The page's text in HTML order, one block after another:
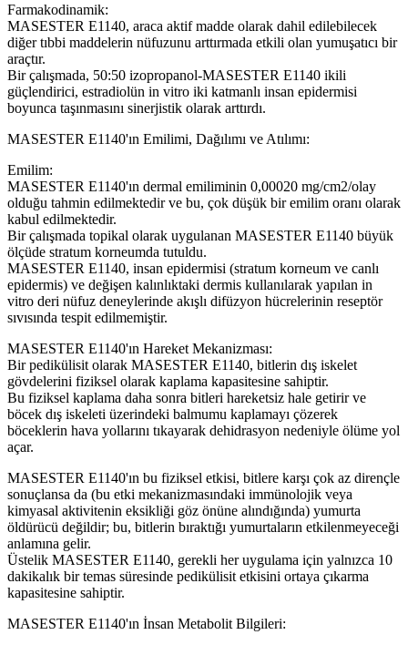
Farmakodinamik:
MASESTER E1140, araca aktif madde olarak dahil edilebilecek
diğer tıbbi maddelerin nüfuzunu arttırmada etkili olan yumuşatıcı bir
araçtır.
Bir çalışmada, 50:50 izopropanol-MASESTER E1140 ikili
güçlendirici, estradiolün in vitro iki katmanlı insan epidermisi
boyunca taşınmasını sinerjistik olarak arttırdı.
MASESTER E1140'ın Emilimi, Dağılımı ve Atılımı:
Emilim:
MASESTER E1140'ın dermal emiliminin 0,00020 mg/cm2/olay
olduğu tahmin edilmektedir ve bu, çok düşük bir emilim oranı olarak
kabul edilmektedir.
Bir çalışmada topikal olarak uygulanan MASESTER E1140 büyük
ölçüde stratum korneumda tutuldu.
MASESTER E1140, insan epidermisi (stratum korneum ve canlı
epidermis) ve değişen kalınlıktaki dermis kullanılarak yapılan in
vitro deri nüfuz deneylerinde akışlı difüzyon hücrelerinin reseptör
sıvısında tespit edilmemiştir.
MASESTER E1140'ın Hareket Mekanizması:
Bir pedikülisit olarak MASESTER E1140, bitlerin dış iskelet
gövdelerini fiziksel olarak kaplama kapasitesine sahiptir.
Bu fiziksel kaplama daha sonra bitleri hareketsiz hale getirir ve
böcek dış iskeleti üzerindeki balmumu kaplamayı çözerek
böceklerin hava yollarını tıkayarak dehidrasyon nedeniyle ölüme yol
açar.
MASESTER E1140'ın bu fiziksel etkisi, bitlere karşı çok az dirençle
sonuçlansa da (bu etki mekanizmasındaki immünolojik veya
kimyasal aktivitenin eksikliği göz önüne alındığında) yumurta
öldürücü değildir; bu, bitlerin bıraktığı yumurtaların etkilenmeyeceği
anlamına gelir.
Üstelik MASESTER E1140, gerekli her uygulama için yalnızca 10
dakikalık bir temas süresinde pedikülisit etkisini ortaya çıkarma
kapasitesine sahiptir.
MASESTER E1140'ın İnsan Metabolit Bilgileri: